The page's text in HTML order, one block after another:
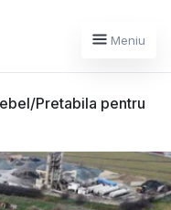
Meniu
Pretabila pentru